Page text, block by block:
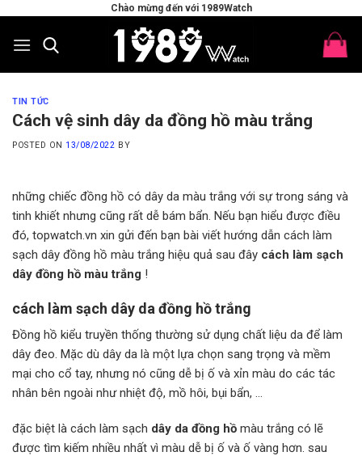
content
Chào mừng đến với 1989Watch
TIN TỨC
Cách vệ sinh dây da đồng hồ màu trắng
POSTED ON 13/08/2022 BY
những chiếc đồng hồ có dây da màu trắng với sự trong sáng và
tinh khiết nhưng cũng rất dễ bám bẩn. Nếu bạn hiểu được điều
đó, topwatch.vn xin gửi đến bạn bài viết hướng dẫn cách làm
sạch dây đồng hồ màu trắng hiệu quả sau đây cách làm sạch
dây đồng hồ màu trắng !
cách làm sạch dây da đồng hồ trắng
Đồng hồ kiểu truyền thống thường sử dụng chất liệu da để làm
dây đeo. Mặc dù dây da là một lựa chọn sang trọng và mềm
mại cho cổ tay, nhưng nó cũng dễ bị ố và xỉn màu do các tác
nhân bên ngoài như nhiệt độ, mồ hôi, bụi bẩn, …
đặc biệt là cách làm sạch dây da đồng hồ màu trắng có lẽ
được tìm kiếm nhiều nhất vì màu dễ bị ố và ố vàng hơn. sau